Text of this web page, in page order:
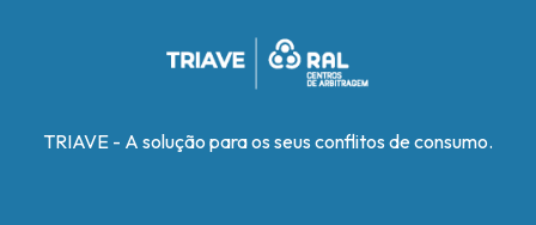
TRIAVE - A solução para os seus conflitos de consumo.